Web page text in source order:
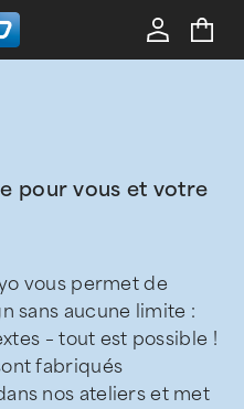
pour vous et votre
vous permet de
sans aucune limite :
– tout est possible !
fabriqués
nos ateliers et met